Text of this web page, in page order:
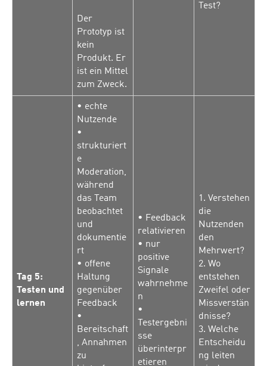
Der
Prototyp ist
kein
Produkt. Er
ist ein Mittel
zum Zweck.
Test?
Tag 5:
Testen und
lernen
• echte
Nutzende
•
strukturiert
e
Moderation,
während
das Team
beobachtet
und
dokumentie
rt
• offene
Haltung
gegenüber
Feedback
•
Bereitschaft
, Annahmen
zu
• Feedback
relativieren
• nur
positive
Signale
wahrnehme
n
•
Testergebni
sse
überinterpr
etieren
1. Verstehen
die
Nutzenden
den
Mehrwert?
2. Wo
entstehen
Zweifel oder
Missverstän
dnisse?
3. Welche
Entscheidu
ng leiten